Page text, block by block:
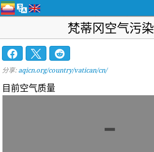
梵蒂冈空气污染
分享: aqicn.org/country/vatican/cn/
目前空气质量
-